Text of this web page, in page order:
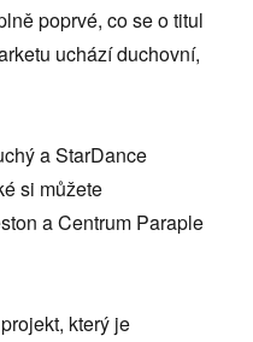
poprvé, co se o titul
uchází duchovní,
a StarDance
si můžete
a Centrum Paraple
který je